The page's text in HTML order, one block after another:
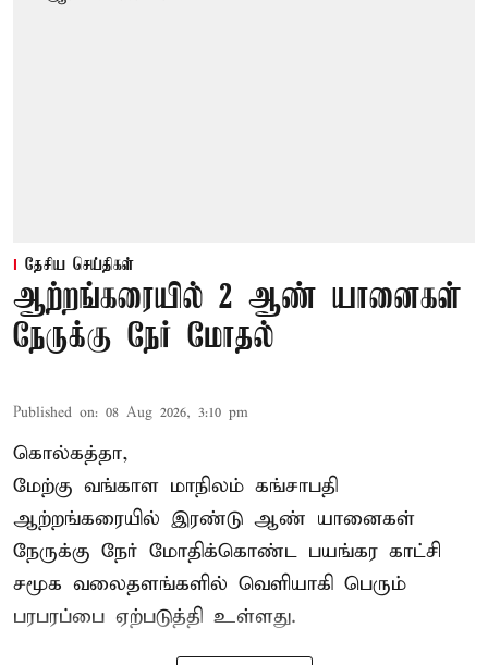
தேசிய செய்திகள்
ஆற்றங்கரையில் 2 ஆண் யானைகள்
நேருக்கு நேர் மோதல்
Published on: 08 Aug 2026, 3:10 pm
கொல்கத்தா,
மேற்கு வங்காள மாநிலம் கங்சாபதி
ஆற்றங்கரையில் இரண்டு ஆண் யானைகள்
நேருக்கு நேர் மோதிக்கொண்ட பயங்கர காட்சி
சமூக வலைதளங்களில் வெளியாகி பெரும்
பரபரப்பை ஏற்படுத்தி உள்ளது.